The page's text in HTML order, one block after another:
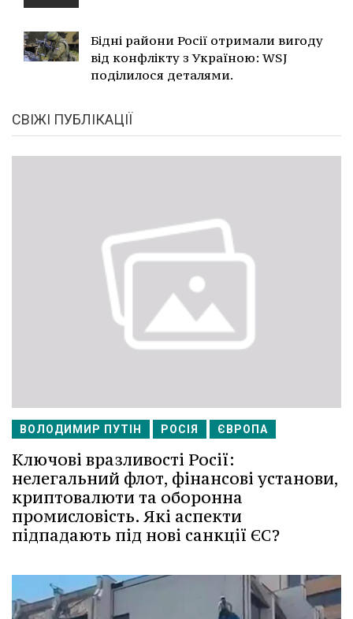
Бідні райони Росії отримали вигоду
від конфлікту з Україною: WSJ
поділилося деталями.
СВІЖІ ПУБЛІКАЦІЇ
ВОЛОДИМИР ПУТІН РОСІЯ ЄВРОПА
Ключові вразливості Росії:
нелегальний флот, фінансові установи,
криптовалюти та оборонна
промисловість. Які аспекти
підпадають під нові санкції ЄС?